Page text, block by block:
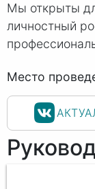
Мы открыты
личностный
Место